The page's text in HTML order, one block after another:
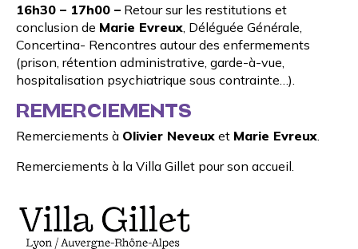
16h30 – 17h00 – Retour sur les restitutions et
conclusion de Marie Evreux , Déléguée Générale,
Concertina- Rencontres autour des enfermements
(prison, rétention administrative, garde-à-vue,
hospitalisation psychiatrique sous contrainte…).
REMERCIEMENTS
Remerciements à Olivier Neveux et Marie Evreux
Remerciements à la Villa Gillet pour son accueil.